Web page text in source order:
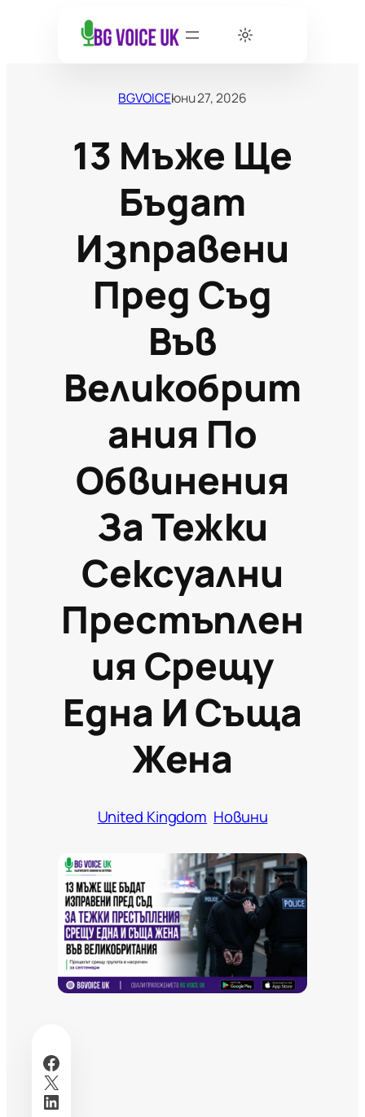
BGVOICEюни 27, 2026
13 Мъже Ще
Бъдат
Изправени
Пред Съд
Във
Великобрит
Ания По
Обвинения
За Тежки
Сексуални
Престъплен
Ия Срещу
Една И Съща
Жена
United Kingdom Новини
Facebook
X
LinkedIn